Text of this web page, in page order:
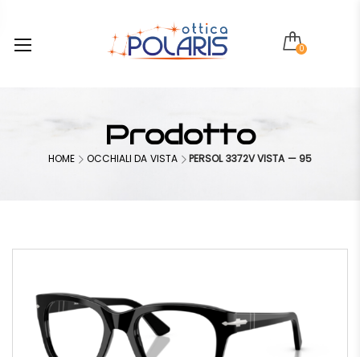
0
Prodotto
HOME OCCHIALI DA VISTA PERSOL 3372V VISTA — 95